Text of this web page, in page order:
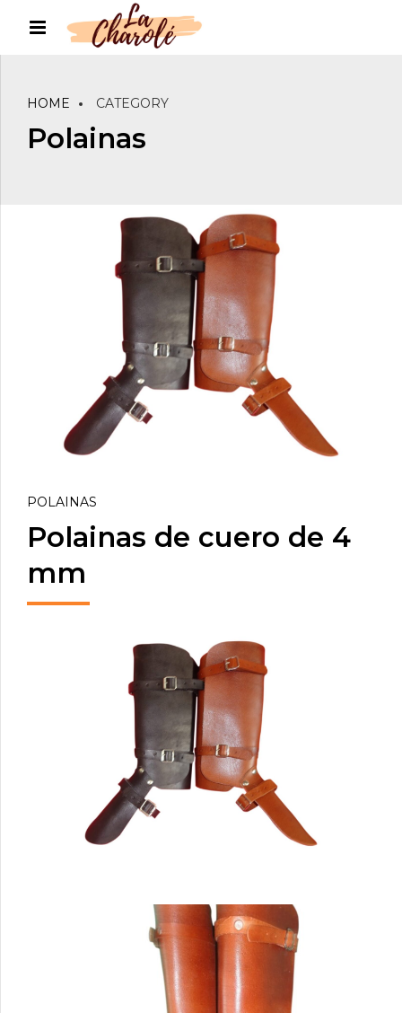
HOME CATEGORY
Polainas
POLAINAS
Polainas de cuero de 4
mm